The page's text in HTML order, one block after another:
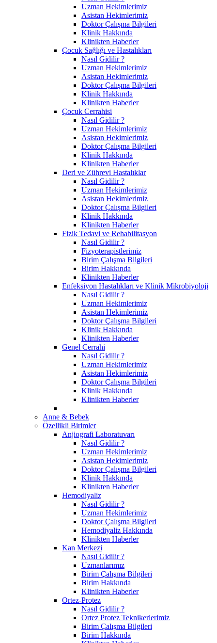
Uzman Hekimlerimiz
Asistan Hekimlerimiz
Doktor Çalışma Bilgileri
Klinik Hakkında
Klinikten Haberler
Çocuk Sağlığı ve Hastalıkları
Nasıl Gidilir ?
Uzman Hekimlerimiz
Asistan Hekimlerimiz
Doktor Çalışma Bilgileri
Klinik Hakkında
Klinikten Haberler
Çocuk Cerrahisi
Nasıl Gidilir ?
Uzman Hekimlerimiz
Asistan Hekimlerimiz
Doktor Çalışma Bilgileri
Klinik Hakkında
Klinikten Haberler
Deri ve Zührevi Hastalıklar
Nasıl Gidilir ?
Uzman Hekimlerimiz
Asistan Hekimlerimiz
Doktor Çalışma Bilgileri
Klinik Hakkında
Klinikten Haberler
Fizik Tedavi ve Rehabilitasyon
Nasıl Gidilir ?
Fizyoterapistlerimiz
Birim Çalışma Bilgileri
Birim Hakkında
Klinikten Haberler
Enfeksiyon Hastalıkları ve Klinik Mikrobiyoloji
Nasıl Gidilir ?
Uzman Hekimlerimiz
Asistan Hekimlerimiz
Doktor Çalışma Bilgileri
Klinik Hakkında
Klinikten Haberler
Genel Cerrahi
Nasıl Gidilir ?
Uzman Hekimlerimiz
Asistan Hekimlerimiz
Doktor Çalışma Bilgileri
Klinik Hakkında
Klinikten Haberler
Anne & Bebek
Özellikli Birimler
Anjiografi Laboratuvarı
Nasıl Gidilir ?
Uzman Hekimlerimiz
Asistan Hekimlerimiz
Doktor Çalışma Bilgileri
Klinik Hakkında
Klinikten Haberler
Hemodiyaliz
Nasıl Gidilir ?
Uzman Hekimlerimiz
Doktor Çalışma Bilgileri
Hemodiyaliz Hakkında
Klinikten Haberler
Kan Merkezi
Nasıl Gidilir ?
Uzmanlarımız
Birim Çalışma Bilgileri
Birim Hakkında
Klinikten Haberler
Ortez-Protez
Nasıl Gidilir ?
Ortez Protez Teknikerlerimiz
Birim Çalışma Bilgileri
Birim Hakkında